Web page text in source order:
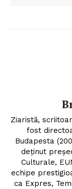
Ziaristă,
fost
Budapesta
deținut
Culturale,
echipe
ca Expres,